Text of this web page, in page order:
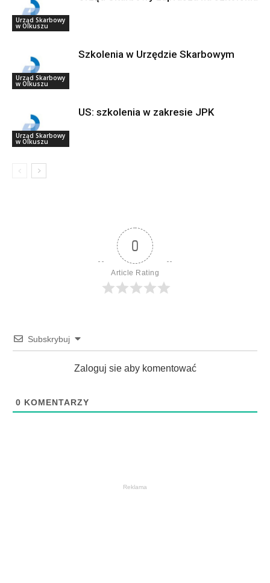
Urząd Skarbowy
w Olkuszu
Urząd Skarbowy
w Olkuszu
Szkolenia w Urzędzie Skarbowym
Urząd Skarbowy
w Olkuszu
US: szkolenia w zakresie JPK
0
Article Rating
Subskrybuj
Zaloguj sie aby komentować
0 KOMENTARZY
Reklama